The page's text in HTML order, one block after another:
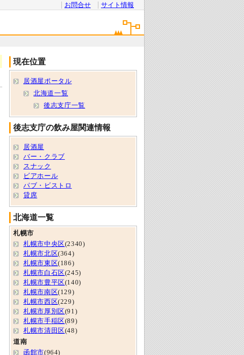
お問合せ サイト情報
現在位置
居酒屋ポータル
北海道一覧
後志支庁一覧
後志支庁の飲み屋関連情報
居酒屋
バー・クラブ
スナック
ビアホール
パブ・ビストロ
貸席
北海道一覧
札幌市
札幌市中央区 (2340)
札幌市北区(364)
札幌市東区(186)
札幌市白石区 (245)
札幌市豊平区 (140)
札幌市南区(129)
札幌市西区(229)
札幌市厚別区 (91)
札幌市手稲区 (89)
札幌市清田区 (48)
道南
函館市(964)